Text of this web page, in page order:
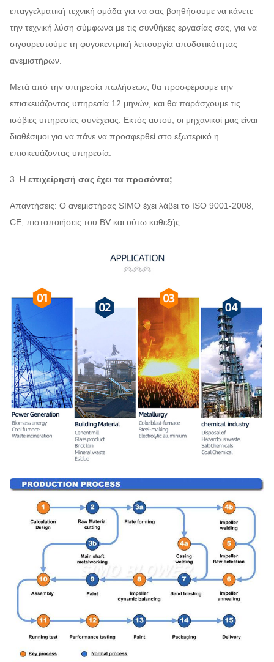
επαγγελματική τεχνική ομάδα για να σας βοηθήσουμε να κάνετε
την τεχνική λύση σύμφωνα με τις συνθήκες εργασίας σας, για να
σιγουρευτούμε τη φυγοκεντρική λειτουργία αποδοτικότητας
ανεμιστήρων.
Μετά από την υπηρεσία πωλήσεων, θα προσφέρουμε την
επισκευάζοντας υπηρεσία 12 μηνών, και θα παράσχουμε τις
ισόβιες υπηρεσίες συνέχειας. Εκτός αυτού, οι μηχανικοί μας είναι
διαθέσιμοι για να πάνε να προσφερθεί στο εξωτερικό η
επισκευάζοντας υπηρεσία.
3. Η επιχείρησή σας έχει τα προσόντα;
Απαντήσεις: Ο ανεμιστήρας SIMO έχει λάβει το ISO 9001-2008,
CE, πιστοποιήσεις του BV και ούτω καθεξής.